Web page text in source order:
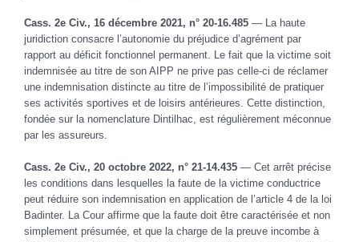
Cass. 2e Civ., 16 décembre 2021, n° 20-16.485 — La haute
juridiction consacre l’autonomie du préjudice d’agrément par
rapport au déficit fonctionnel permanent. Le fait que la victime soit
indemnisée au titre de son AIPP ne prive pas celle-ci de réclamer
une indemnisation distincte au titre de l’impossibilité de pratiquer
ses activités sportives et de loisirs antérieures. Cette distinction,
fondée sur la nomenclature Dintilhac, est régulièrement méconnue
par les assureurs.
Cass. 2e Civ., 20 octobre 2022, n° 21-14.435 — Cet arrêt précise
les conditions dans lesquelles la faute de la victime conductrice
peut réduire son indemnisation en application de l’article 4 de la loi
Badinter. La Cour affirme que la faute doit être caractérisée et non
simplement présumée, et que la charge de la preuve incombe à